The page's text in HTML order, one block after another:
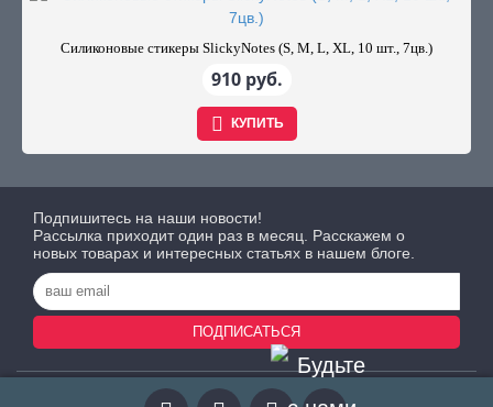
Силиконовые стикеры SlickyNotes (S, M, L, XL, 10 шт., 7цв.)
910 руб.
КУПИТЬ
Подпишитесь на наши новости!
Рассылка приходит один раз в месяц. Расскажем о
новых товарах и интересных статьях в нашем блоге.
ПОДПИСАТЬСЯ